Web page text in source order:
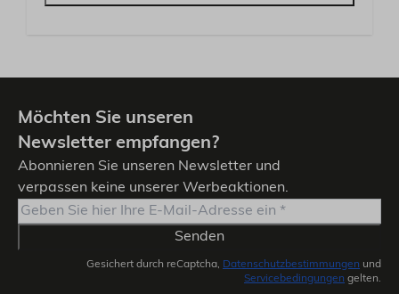
Möchten Sie unseren
Newsletter empfangen?
Abonnieren Sie unseren Newsletter und
verpassen keine unserer Werbeaktionen.
Senden
Gesichert durch reCaptcha, Datenschutzbestimmungen und
Servicebedingungen gelten.